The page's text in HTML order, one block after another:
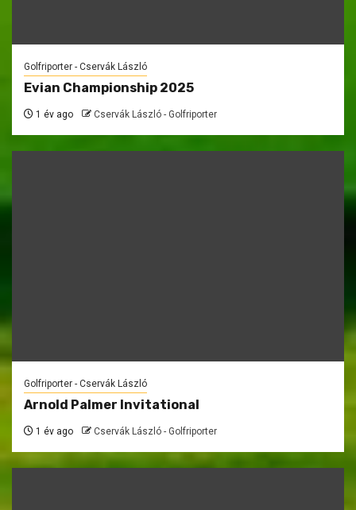
Golfriporter - Cservák László
Evian Championship 2025
1 év ago Cservák László - Golfriporter
Golfriporter - Cservák László
Arnold Palmer Invitational
1 év ago Cservák László - Golfriporter